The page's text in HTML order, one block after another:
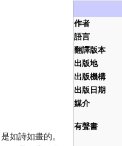
作者
語言
翻譯版本
出版地
出版機構
出版日期
媒介
有聲書
如詩如畫的。